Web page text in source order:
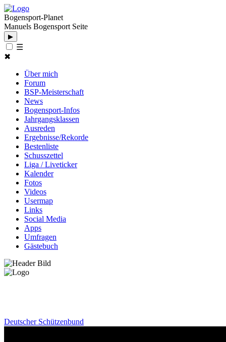
Bogensport-Planet
Manuels Bogensport Seite
▶
☰
✖
Über mich
Forum
BSP-Meisterschaft
News
Bogensport-Infos
Jahrgangsklassen
Ausreden
Ergebnisse/Rekorde
Bestenliste
Schusszettel
Liga / Liveticker
Kalender
Fotos
Videos
Usermap
Links
Social Media
Apps
Umfragen
Gästebuch
Deutscher Schützenbund